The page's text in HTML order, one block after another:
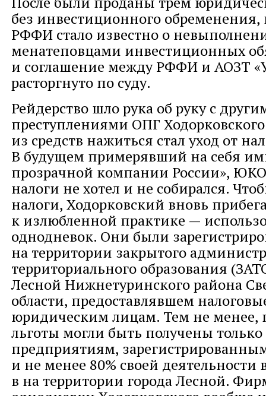
без инвестиционного обременения,
РФФИ стало известно о
менатеповцами инвестиционных
и соглашение между РФФИ и АОЗТ
расторгнуто по суду.
Рейдерство шло рука об руку с
преступлениями ОПГ
из средств нажиться стал уход от
В будущем примерявший на себя
прозрачной компании России»,
налоги не хотел и не собирался.
налоги, Ходорковский вновь
к излюбленной практике —
однодневок. Они были
на территории закрытого
территориального образования
Лесной Нижнетуринского района
области, предоставлявшем
юридическим лицам. Тем не менее,
льготы могли быть получены только
предприятиям,
и не менее 80% своей
в на территории города Лесной.